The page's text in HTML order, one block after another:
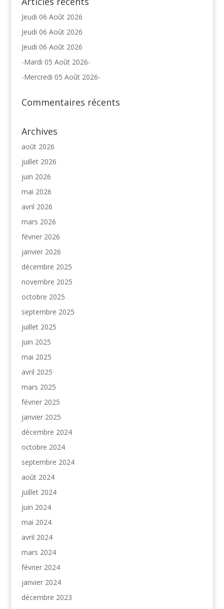
Jeudi 06 Août 2026
Jeudi 06 Août 2026
Jeudi 06 Août 2026
-Mardi 05 Août 2026-
-Mercredi 05 Août 2026-
Commentaires récents
Archives
août 2026
juillet 2026
juin 2026
mai 2026
avril 2026
mars 2026
février 2026
janvier 2026
décembre 2025
novembre 2025
octobre 2025
septembre 2025
juillet 2025
juin 2025
mai 2025
avril 2025
mars 2025
février 2025
janvier 2025
décembre 2024
octobre 2024
septembre 2024
août 2024
juillet 2024
juin 2024
mai 2024
avril 2024
mars 2024
février 2024
janvier 2024
décembre 2023